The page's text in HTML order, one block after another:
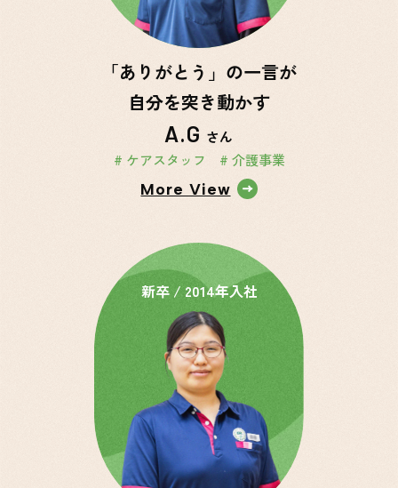
「ありがとう」の一言が
自分を突き動かす
A.G さん
# ケアスタッフ
# 介護事業
More View
新卒 / 2014年入社
事業カテゴリーから絞る
看護師
クラーク（調剤事
務）
営業事務
検索 検索条件を解除